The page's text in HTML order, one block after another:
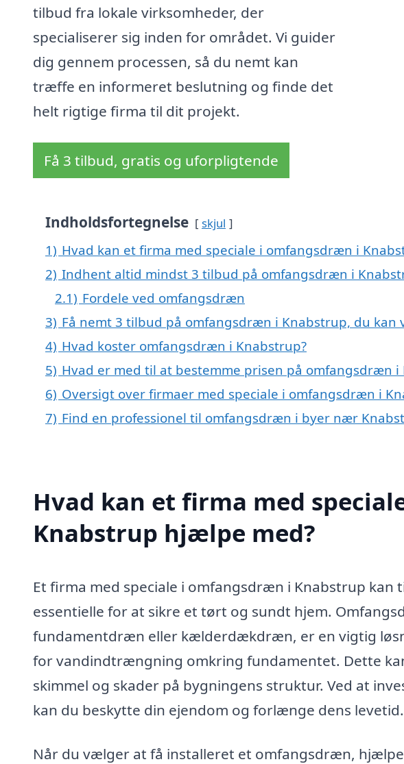
tilbud fra lokale virksomheder, der
specialiserer sig inden for området. Vi guider
dig gennem processen, så du nemt kan
træffe en informeret beslutning og finde det
helt rigtige firma til dit projekt.
Få 3 tilbud, gratis og uforpligtende
Indholdsfortegnelse skjul
1) Hvad kan et firma med speciale i omfangsdræn i
2) Indhent altid mindst 3 tilbud på omfangsdræn i
2.1) Fordele ved omfangsdræn
3) Få nemt 3 tilbud på omfangsdræn i Knabstrup, du kan
4) Hvad koster omfangsdræn i Knabstrup?
5) Hvad er med til at bestemme prisen på omfangsdræn i
6) Oversigt over firmaer med speciale i omfangsdræn i
7) Find en professionel til omfangsdræn i byer nær
Hvad kan et firma med
Knabstrup hjælpe med?
Et firma med speciale i omfangsdræn i Knabstrup kan
essentielle for at sikre et tørt og sundt hjem.
fundamentdræn eller kælderdækdræn, er en vigtig
for vandindtrængning omkring fundamentet. Dette
skimmel og skader på bygningens struktur. Ved at
kan du beskytte din ejendom og forlænge dens levetid.
Når du vælger at få installeret et omfangsdræn,